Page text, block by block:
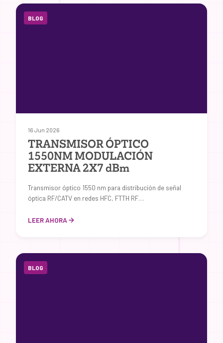
BLOG
16 Jun 2026
TRANSMISOR ÓPTICO
1550NM MODULACIÓN
EXTERNA 2X7 dBm
Transmisor óptico 1550 nm para distribución de señal
óptica RF/CATV en redes HFC, FTTH RF…
LEER AHORA
BLOG